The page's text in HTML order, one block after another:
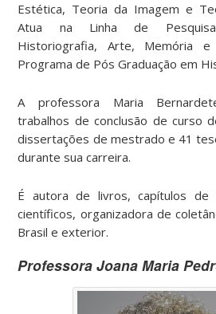
Estética, Teoria da Imagem e
Atua na Linha de
Historiografia, Arte, Memória e
Programa de Pós Graduação em
A professora Maria
trabalhos de conclusão de curso
dissertações de mestrado e 41
durante sua carreira.
É autora de livros, capítulos de
científicos, organizadora de
Brasil e exterior.
Professora Joana Maria